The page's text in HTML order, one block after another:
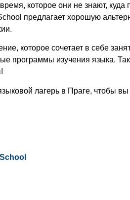
которое они не знают,
предлагает хорошую
.
которое сочетает в себе
изучения языка.
лагерь в Праге, чтобы